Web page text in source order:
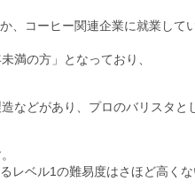
、コーヒー関連企業に就業して
満の方」となっており、
などがあり、 プロのバリスタと
レベル1の難易度はさほど高く